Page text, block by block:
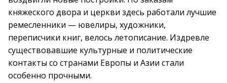
княжеского двора и церкви здесь работали лучшие
ремесленники — ювелиры, художники,
переписчики книг, велось летописание. Издревле
существовавшие культурные и политические
контакты со странами Европы и Азии стали
особенно прочными.